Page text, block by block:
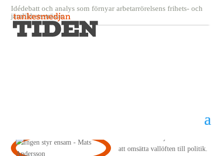
Idédebatt och analys som förnyar arbetarrörelsens frihets- och
jämlikhetssträvan
att omsätta vallöften till politik.